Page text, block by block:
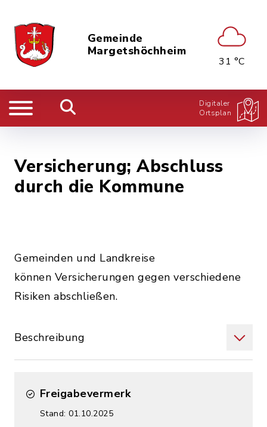
Gemeinde
Margetshöchheim
31 °C
Digitaler
Ortsplan
Versicherung; Abschluss
durch die Kommune
Gemeinden und Landkreise
können Versicherungen gegen verschiedene
Risiken abschließen.
Beschreibung
Freigabevermerk
Stand: 01.10.2025